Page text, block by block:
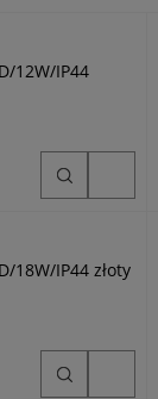
12W/IP44
18W/IP44 złoty